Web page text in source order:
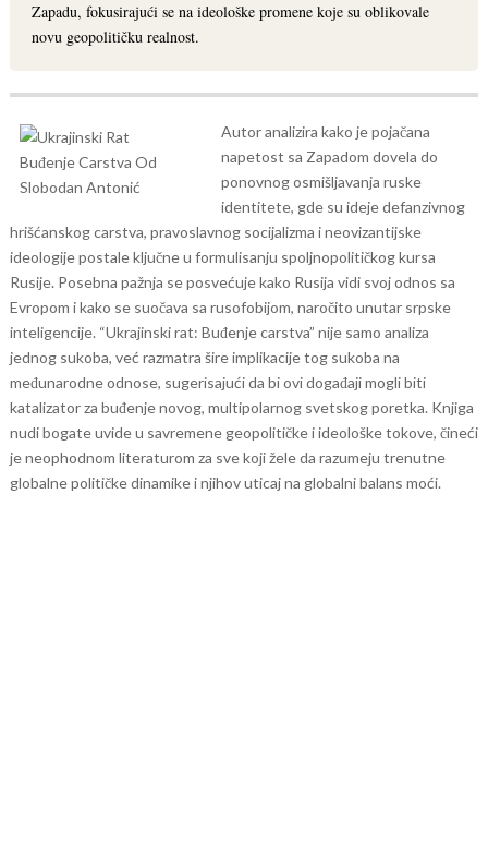
Zapadu, fokusirajući se na ideološke promene koje su oblikovale
novu geopolitičku realnost.
Autor analizira kako je pojačana
napetost sa Zapadom dovela do
ponovnog osmišljavanja ruske
identitete, gde su ideje defanzivnog
hrišćanskog carstva, pravoslavnog socijalizma i neovizantijske
ideologije postale ključne u formulisanju spoljnopolitičkog kursa
Rusije. Posebna pažnja se posvećuje kako Rusija vidi svoj odnos sa
Evropom i kako se suočava sa rusofobijom, naročito unutar srpske
inteligencije. “Ukrajinski rat: Buđenje carstva” nije samo analiza
jednog sukoba, već razmatra šire implikacije tog sukoba na
međunarodne odnose, sugerisajući da bi ovi događaji mogli biti
katalizator za buđenje novog, multipolarnog svetskog poretka. Knjiga
nudi bogate uvide u savremene geopolitičke i ideološke tokove, čineći
je neophodnom literaturom za sve koji žele da razumeju trenutne
globalne političke dinamike i njihov uticaj na globalni balans moći.